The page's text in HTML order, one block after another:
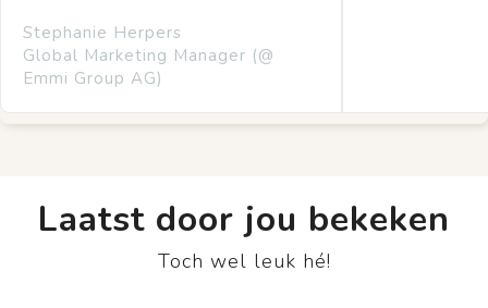
Stephanie Herpers
Global Marketing Manager (@
Emmi Group AG)
Laatst door jou bekeken
Toch wel leuk hé!